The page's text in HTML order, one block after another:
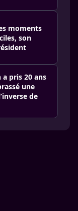
moments
son
pris 20 ans
une
de